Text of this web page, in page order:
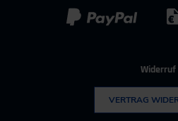
Widerruf
VERTRAG